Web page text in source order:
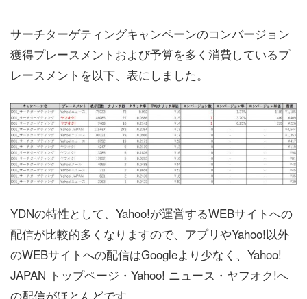
サーチターゲティングキャンペーンのコンバージョン
獲得プレースメントおよび予算を多く消費しているプ
レースメントを以下、表にしました。
YDNの特性として、Yahoo!が運営するWEBサイトへの
配信が比較的多くなりますので、アプリやYahoo!以外
のWEBサイトへの配信はGoogleより少なく、Yahoo!
JAPAN トップページ・Yahoo! ニュース・ヤフオク!へ
の配信がほとんどです。